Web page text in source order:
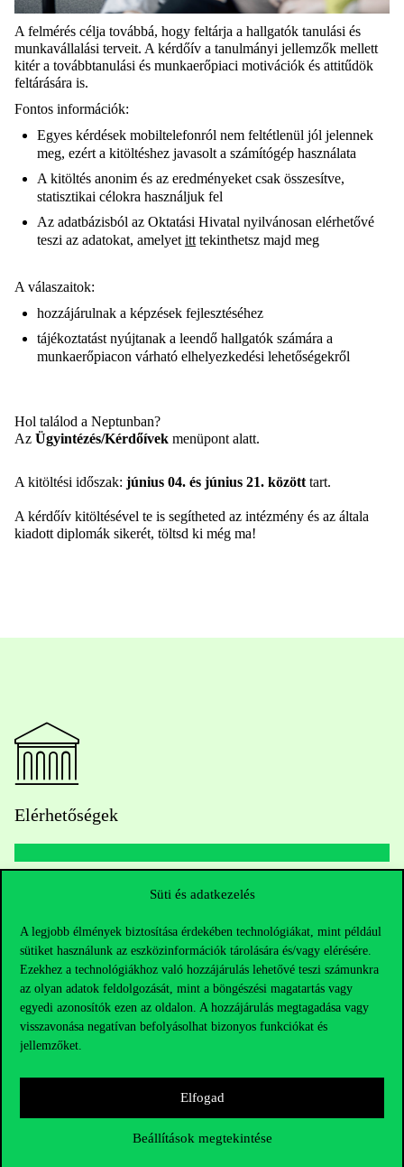
Süti és adatkezelés
A legjobb élmények biztosítása érdekében technológiákat, mint például
sütiket használunk az eszközinformációk tárolására és/vagy elérésére.
Ezekhez a technológiákhoz való hozzájárulás lehetővé teszi számunkra
az olyan adatok feldolgozását, mint a böngészési magatartás vagy
egyedi azonosítók ezen az oldalon. A hozzájárulás megtagadása vagy
visszavonása negatívan befolyásolhat bizonyos funkciókat és
jellemzőket.
Elfogad
Beállítások megtekintése
A felmérés célja továbbá, hogy feltárja a hallgatók tanulási és
munkavállalási terveit. A kérdőív a tanulmányi jellemzők mellett
kitér a továbbtanulási és munkaerőpiaci motivációk és attitűdök
feltárására is.
Fontos információk:
Egyes kérdések mobiltelefonról nem feltétlenül jól jelennek
meg, ezért a kitöltéshez javasolt a számítógép használata
A kitöltés anonim és az eredményeket csak összesítve,
statisztikai célokra használjuk fel
Az adatbázisból az Oktatási Hivatal nyilvánosan elérhetővé
teszi az adatokat, amelyet itt tekinthetsz majd meg
A válaszaitok:
hozzájárulnak a képzések fejlesztéséhez
tájékoztatást nyújtanak a leendő hallgatók számára a
munkaerőpiacon várható elhelyezkedési lehetőségekről
Hol találod a Neptunban?
Az Ügyintézés/Kérdőívek menüpont alatt.
A kitöltési időszak: június 04. és június 21. között tart.
A kérdőív kitöltésével te is segítheted az intézmény és az általa
kiadott diplomák sikerét, töltsd ki még ma!
Elérhetőségek
+36 1 482 5000
Kérdésed van a felvételivel kapcsolatban?
Oktatói elérhetőségek
HUB jelenlegi hallgatóinknak